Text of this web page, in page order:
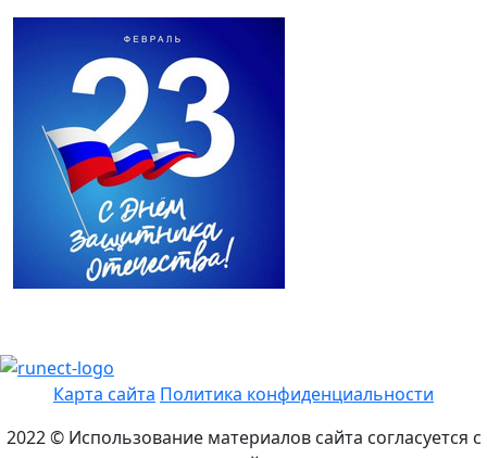
Карта сайта Политика конфиденциальности
2022 © Использование материалов сайта согласуется с